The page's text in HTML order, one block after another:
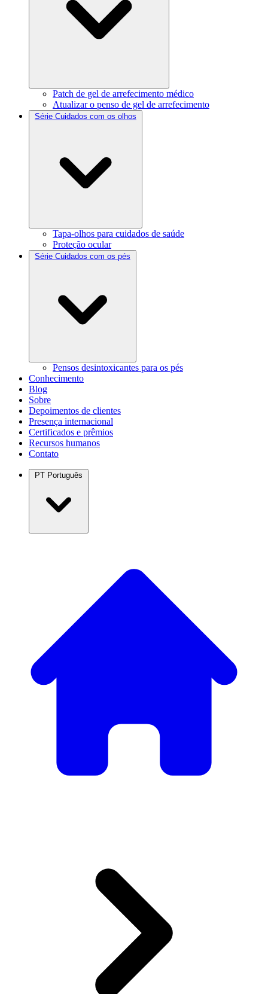
Patch de gel de arrefecimento médico
Atualizar o penso de gel de arrefecimento
Série Cuidados com os olhos
Tapa-olhos para cuidados de saúde
Proteção ocular
Série Cuidados com os pés
Pensos desintoxicantes para os pés
Conhecimento
Blog
Sobre
Depoimentos de clientes
Presença internacional
Certificados e prêmios
Recursos humanos
Contato
PT Português